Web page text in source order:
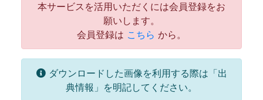
本サービスを活用いただくには会員登録をお
願いします。
会員登録は こちら から。
ダウンロードした画像を利用する際は「出
典情報」を明記してください。